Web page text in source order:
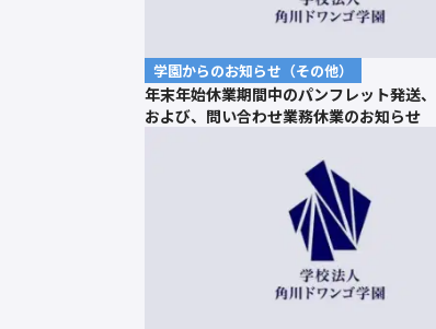
学園からのお知らせ（その他）
年末年始休業期間中のパンフレット発送、
および、問い合わせ業務休業のお知らせ